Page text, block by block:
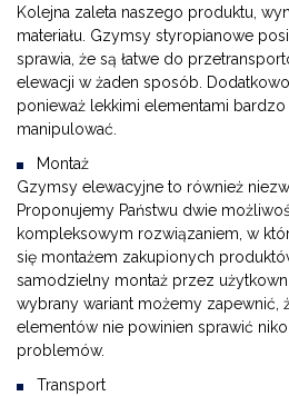
Kolejna zaleta naszego produktu,
materiału. Gzymsy styropianowe
sprawia, że są łatwe do
elewacji w żaden sposób.
ponieważ lekkimi elementami bardzo
manipulować.
Montaż
Gzymsy elewacyjne to również
Proponujemy Państwu dwie
kompleksowym rozwiązaniem, w
się montażem zakupionych
samodzielny montaż przez
wybrany wariant możemy zapewnić,
elementów nie powinien sprawić
problemów.
Transport